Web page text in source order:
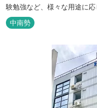
験勉強など、様々な用途に応
中南勢